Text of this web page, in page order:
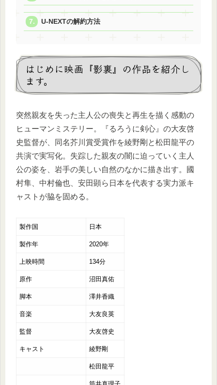
U-NEXTの解約方法
はじめに映画『影裏』の作品を紹介し
ます。
突然親友を失った主人公の喪失と再生を描く感動の
ヒューマンミステリー。『るろうに剣心』の大友啓
史監督が、同名芥川賞受賞作を綾野剛と松田龍平の
共演で実写化。失踪した親友の闇に迫っていく主人
公の姿を、岩手の美しい自然のなかに描き出す。國
村隼、中村倫也、安田顕ら日本を代表する実力派キ
ャストが脇を固める。
製作国 日本
製作年 2020年
上映時間 134分
原作 沼田真佑
脚本 澤井香織
音楽 大友良英
監督 大友啓史
キャスト 綾野剛
松田龍平